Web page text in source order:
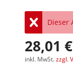
Dieser
28,01
inkl. MwSt.zzgl.